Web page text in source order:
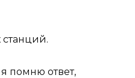
помню ответ,